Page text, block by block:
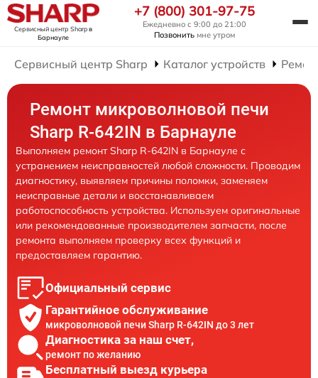
Сервисный центр Sharpв
Барнауле
+7 (800) 301-97-75
Ежедневно с 9:00 до 21:00
Позвонить мне утром
Сервисный центр Sharp Каталог устройств
Ремонт микроволновой печи
Sharp R-642IN в Барнауле
Выполняем ремонт Sharp R-642IN в Барнауле с
устранением неисправностей любой сложности. Проводим
диагностику, выявляем причины поломки, заменяем
неисправные детали и восстанавливаем
работоспособность устройства. Используем оригинальные
или рекомендованные производителем запчасти, после
ремонта выполняем проверку всех функций и
предоставляем гарантию.
Официальный сервис
Гарантийное обслуживание
микроволновой печи Sharp R-642IN до 3 лет
Диагностика за наш счет,
ремонт по желанию
Бесплатный выезд курьера